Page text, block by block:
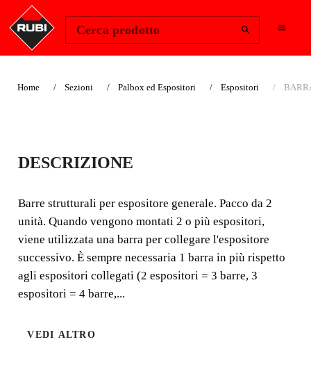
Cerca prodotto
Home Sezioni Palbox ed Espositori Espositori
BARRAS
ESTRUCTURALES
PARA EXPOSITOR
GENERAL
Barre strutturali per espositore generale.
DESCRIZIONE
Barre strutturali per espositore generale. Pacco da 2
unità. Quando vengono montati 2 o più espositori,
viene utilizzata una barra per collegare l'espositore
successivo. È sempre necessaria 1 barra in più rispetto
agli espositori collegati (2 espositori = 3 barre, 3
espositori = 4 barre,...
VEDI ALTRO